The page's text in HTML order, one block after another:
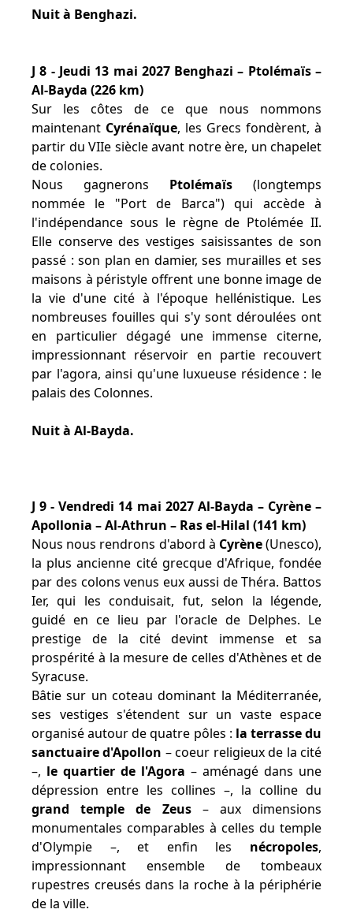
Nuit à Benghazi.
J 8 - Jeudi 13 mai 2027 Benghazi – Ptolémaïs –
Al-Bayda (226 km)
Sur les côtes de ce que nous nommons
maintenant Cyrénaïque, les Grecs fondèrent, à
partir du VIIe siècle avant notre ère, un chapelet
de colonies.
Nous gagnerons Ptolémaïs (longtemps
nommée le "Port de Barca") qui accède à
l'indépendance sous le règne de Ptolémée II.
Elle conserve des vestiges saisissantes de son
passé : son plan en damier, ses murailles et ses
maisons à péristyle offrent une bonne image de
la vie d'une cité à l'époque hellénistique. Les
nombreuses fouilles qui s'y sont déroulées ont
en particulier dégagé une immense citerne,
impressionnant réservoir en partie recouvert
par l'agora, ainsi qu'une luxueuse résidence : le
palais des Colonnes.
Nuit à Al-Bayda.
J 9 - Vendredi 14 mai 2027 Al-Bayda – Cyrène –
Apollonia – Al-Athrun – Ras el-Hilal (141 km)
Nous nous rendrons d'abord à Cyrène(Unesco),
la plus ancienne cité grecque d'Afrique, fondée
par des colons venus eux aussi de Théra. Battos
Ier, qui les conduisait, fut, selon la légende,
guidé en ce lieu par l'oracle de Delphes. Le
prestige de la cité devint immense et sa
prospérité à la mesure de celles d'Athènes et de
Syracuse.
Bâtie sur un coteau dominant la Méditerranée,
ses vestiges s'étendent sur un vaste espace
organisé autour de quatre pôles : la terrasse du
sanctuaire d'Apollon – coeur religieux de la cité
–, le quartier de l'Agora – aménagé dans une
dépression entre les collines –, la colline du
grand temple de Zeus– aux dimensions
monumentales comparables à celles du temple
d'Olympie –, et enfin les nécropoles,
impressionnant ensemble de tombeaux
rupestres creusés dans la roche à la périphérie
de la ville.